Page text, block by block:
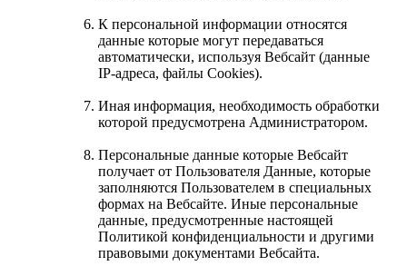
К персональной информации относятся
данные которые могут передаваться
автоматически, используя Вебсайт (данные
IP-адреса, файлы Cookies).
Иная информация, необходимость обработки
которой предусмотрена Администратором.
Персональные данные которые Вебсайт
получает от Пользователя Данные, которые
заполняются Пользователем в специальных
формах на Вебсайте. Иные персональные
данные, предусмотренные настоящей
Политикой конфиденциальности и другими
правовыми документами Вебсайта.